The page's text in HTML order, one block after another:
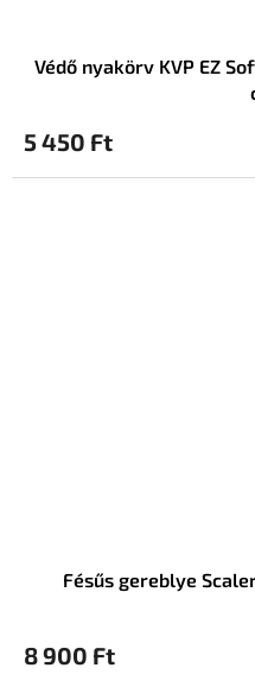
Védő nyakörv KVP EZ
5 450 Ft
Fésűs gereblye
8 900 Ft